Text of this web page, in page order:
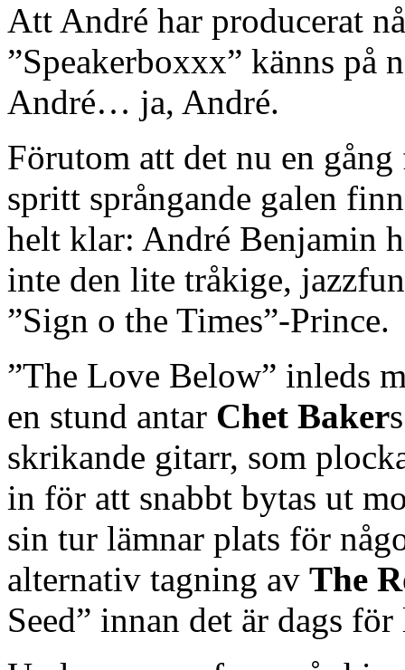
Att André har producerat
”Speakerboxxx” känns på
André… ja, André.
Förutom att det nu en
spritt språngande galen
helt klar: André Benjamin
inte den lite tråkige,
”Sign o the Times”-Prince.
”The Love Below” inleds
en stund antar Chet Baker
skrikande gitarr, som
in för att snabbt bytas ut
sin tur lämnar plats för
alternativ tagning av The
Seed” innan det är dags